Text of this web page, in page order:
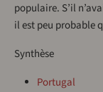
populaire. S’il
il est peu probable
Synthèse
Portugal